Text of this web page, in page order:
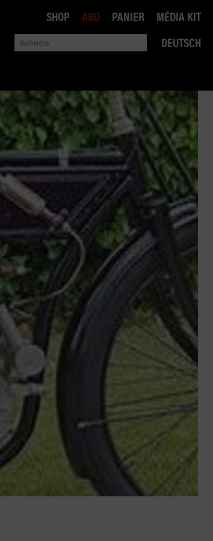
DEUTSCH
SHOP ABO PANIER MÉDIA KIT